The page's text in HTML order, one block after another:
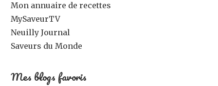
Mon annuaire de recettes
MySaveurTV
Neuilly Journal
Saveurs du Monde
Mes blogs favoris